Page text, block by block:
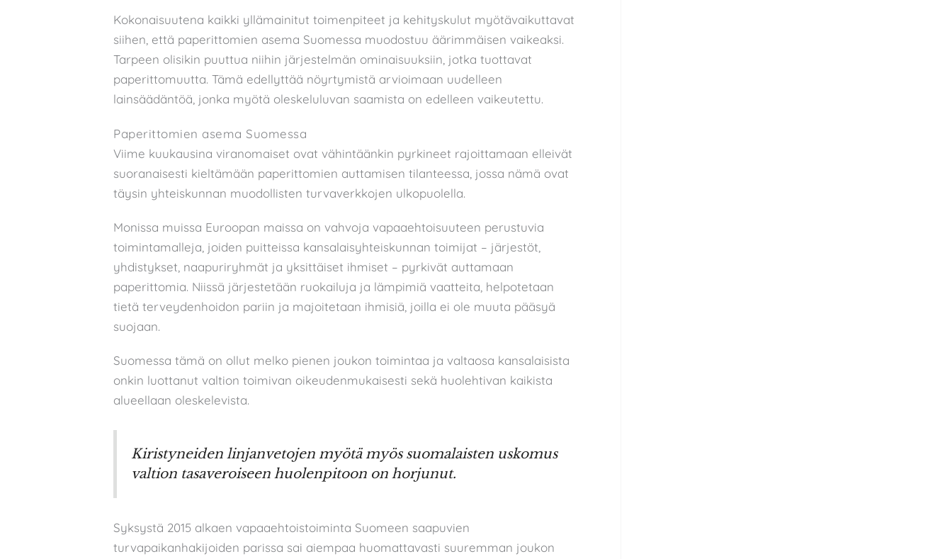
Kokonaisuutena kaikki yllämainitut toimenpiteet ja kehityskulut myötävaikuttavat
siihen, että paperittomien asema Suomessa muodostuu äärimmäisen vaikeaksi.
Tarpeen olisikin puuttua niihin järjestelmän ominaisuuksiin, jotka tuottavat
paperittomuutta. Tämä edellyttää nöyrtymistä arvioimaan uudelleen
lainsäädäntöä, jonka myötä oleskeluluvan saamista on edelleen vaikeutettu.
Paperittomien asema Suomessa
Viime kuukausina viranomaiset ovat vähintäänkin pyrkineet rajoittamaan elleivät
suoranaisesti kieltämään paperittomien auttamisen tilanteessa, jossa nämä ovat
täysin yhteiskunnan muodollisten turvaverkkojen ulkopuolella.
Monissa muissa Euroopan maissa on vahvoja vapaaehtoisuuteen perustuvia
toimintamalleja, joiden puitteissa kansalaisyhteiskunnan toimijat – järjestöt,
yhdistykset, naapuriryhmät ja yksittäiset ihmiset – pyrkivät auttamaan
paperittomia. Niissä järjestetään ruokailuja ja lämpimiä vaatteita, helpotetaan
tietä terveydenhoidon pariin ja majoitetaan ihmisiä, joilla ei ole muuta pääsyä
suojaan.
Suomessa tämä on ollut melko pienen joukon toimintaa ja valtaosa kansalaisista
onkin luottanut valtion toimivan oikeudenmukaisesti sekä huolehtivan kaikista
alueellaan oleskelevista.
Kiristyneiden linjanvetojen myötä myös suomalaisten uskomus
valtion tasaveroiseen huolenpitoon on horjunut.
Syksystä 2015 alkaen vapaaehtoistoiminta Suomeen saapuvien
turvapaikanhakijoiden parissa sai aiempaa huomattavasti suuremman joukon